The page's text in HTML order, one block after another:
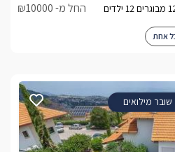
החל מ- ₪10000
שובר מילואים